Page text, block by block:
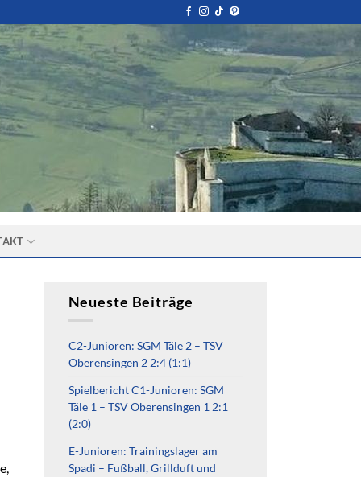
Neueste Beiträge
C2-Junioren: SGM Täle 2 – TSV
Oberensingen 2 2:4 (1:1)
Spielbericht C1-Junioren: SGM
Täle 1 – TSV Oberensingen 1 2:1
(2:0)
E-Junioren: Trainingslager am
Spadi – Fußball, Grillduft und